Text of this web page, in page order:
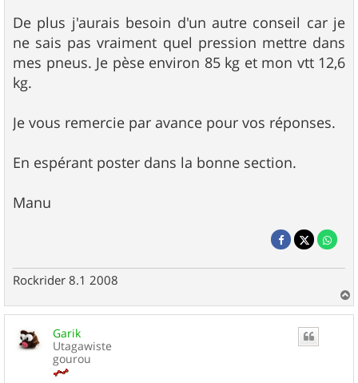
De plus j'aurais besoin d'un autre conseil car je
ne sais pas vraiment quel pression mettre dans
mes pneus. Je pèse environ 85 kg et mon vtt 12,6
kg.
Je vous remercie par avance pour vos réponses.
En espérant poster dans la bonne section.
Manu
Rockrider 8.1 2008
a
u
Garik
Utagawiste
gourou